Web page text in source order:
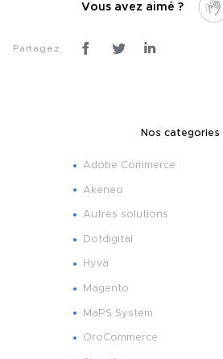
Vous avez aimé ?
Partagez
Nos categories
Adobe Commerce
Akeneo
Autres solutions
Dotdigital
Hyvä
Magento
MaPS System
OroCommerce